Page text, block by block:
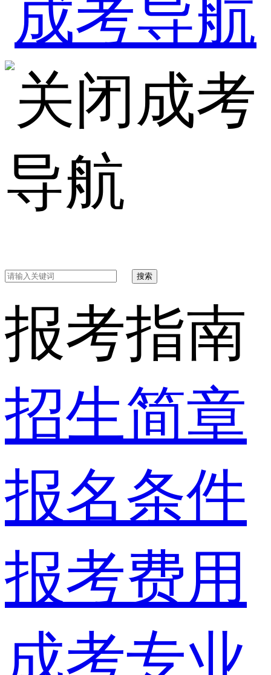
成考
导航
搜索
报考指南
招生简章
报名条件
报考费用
成考专业